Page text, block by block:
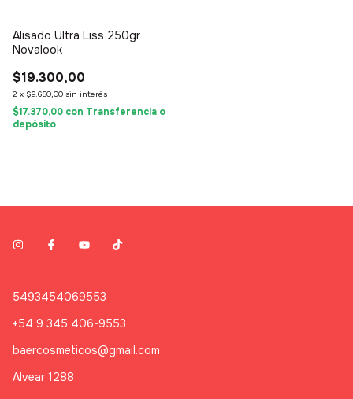
Alisado Ultra Liss 250gr
Novalook
$19.300,00
2 x $9.650,00 sin interés
$17.370,00 con Transferencia o
depósito
5493454069553
+54 9 345 406-9553
baercosmeticos@gmail.com
Alvear 1288